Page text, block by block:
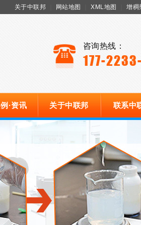
关于中联邦 网站地图 XML地图 增稠
咨询热线：
177-
·资讯 关于中联邦 联系中